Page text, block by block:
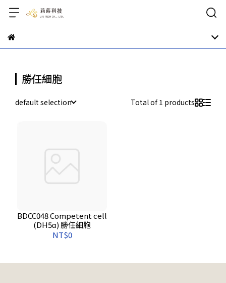
勝任細胞
default selection Total of 1 products
BDCC048 Competent cell
(DH5α) 勝任細胞
NT$0